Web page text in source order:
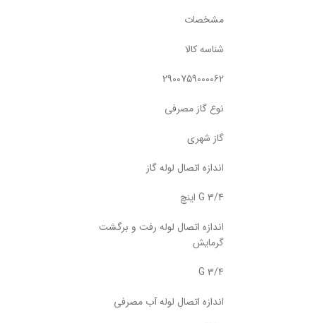
مشخصات
شناسه کالا
2900759000062
نوع گاز مصرفی
گاز شهری
اندازه اتصال لوله گاز
G 3/4 اینچ
اندازه اتصال لوله رفت و برگشت
گرمایش
G 3/4
اندازه اتصال لوله آب مصرفی